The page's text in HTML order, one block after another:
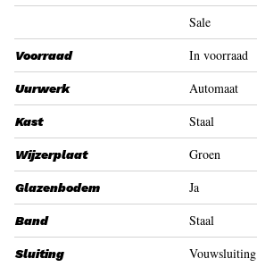
Sale
Voorraad In voorraad
Uurwerk Automaat
Kast Staal
Wijzerplaat Groen
Glazenbodem Ja
Band Staal
Sluiting Vouwsluiting